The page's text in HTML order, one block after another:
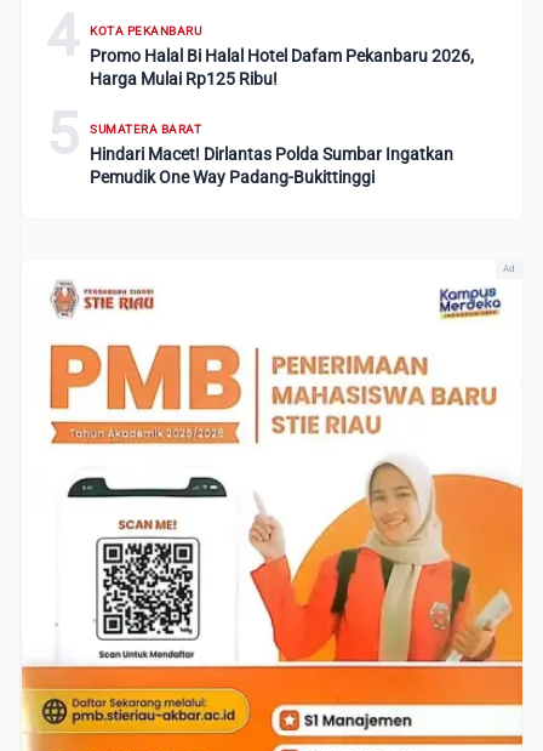
4 KOTA PEKANBARU
Promo Halal Bi Halal Hotel Dafam Pekanbaru 2026,
Harga Mulai Rp125 Ribu!
5 SUMATERA BARAT
Hindari Macet! Dirlantas Polda Sumbar Ingatkan
Pemudik One Way Padang-Bukittinggi
Ad